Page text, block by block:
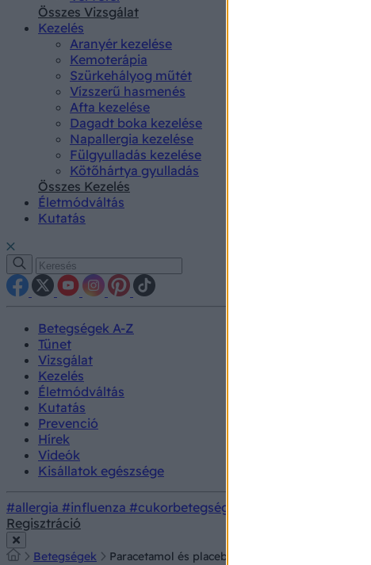
Összes Vizsgálat
Kezelés
Aranyér kezelése
Kemoterápia
Szürkehályog műtét
Vízszerű hasmenés
Afta kezelése
Dagadt boka kezelése
Napallergia kezelése
Fülgyulladás kezelése
Kötőhártya gyulladás
Összes Kezelés
Életmódváltás
Kutatás
Betegségek A-Z
Tünet
Vizsgálat
Kezelés
Életmódváltás
Kutatás
Prevenció
Hírek
Videók
Kisállatok egészsége
#allergia #influenza #cukorbetegség
Regisztráció
Betegségek Paracetamol és placebo: hátfájdalom esetén